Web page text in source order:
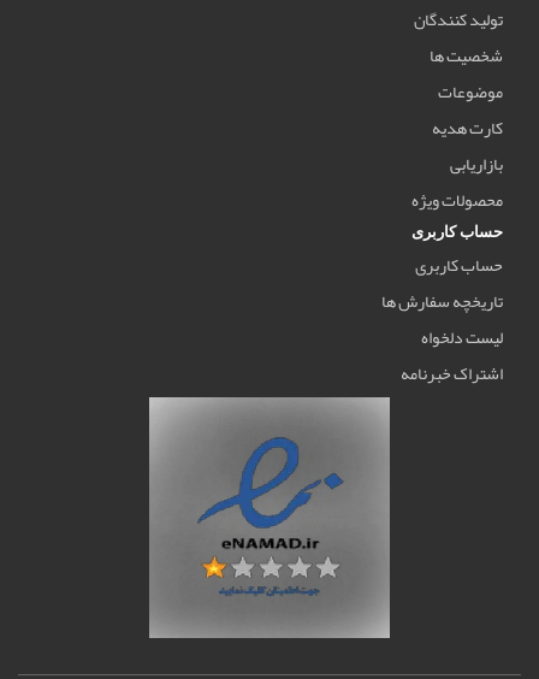
تولید کنندگان
شخصیت ها
موضوعات
کارت هدیه
بازاریابی
محصولات ویژه
حساب کاربری
حساب کاربری
تاریخچه سفارش ها
لیست دلخواه
اشتراک خبرنامه